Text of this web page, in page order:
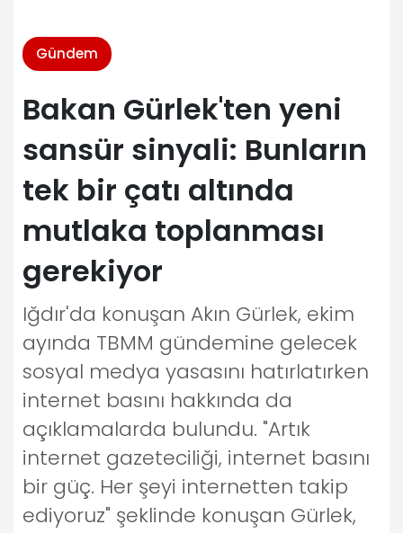
Gündem
Bakan Gürlek'ten yeni
sansür sinyali: Bunların
tek bir çatı altında
mutlaka toplanması
gerekiyor
Iğdır'da konuşan Akın Gürlek, ekim
ayında TBMM gündemine gelecek
sosyal medya yasasını hatırlatırken
internet basını hakkında da
açıklamalarda bulundu. "Artık
internet gazeteciliği, internet basını
bir güç. Her şeyi internetten takip
ediyoruz" şeklinde konuşan Gürlek,